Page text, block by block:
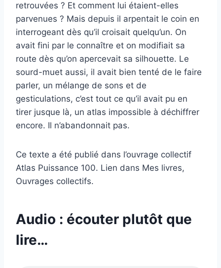
retrouvées ? Et comment lui étaient-elles
parvenues ? Mais depuis il arpentait le coin en
interrogeant dès qu’il croisait quelqu’un. On
avait fini par le connaître et on modifiait sa
route dès qu’on apercevait sa silhouette. Le
sourd-muet aussi, il avait bien tenté de le faire
parler, un mélange de sons et de
gesticulations, c’est tout ce qu’il avait pu en
tirer jusque là, un atlas impossible à déchiffrer
encore. Il n’abandonnait pas.
Ce texte a été publié dans l’ouvrage collectif
Atlas Puissance 100. Lien dans Mes livres,
Ouvrages collectifs.
Audio : écouter plutôt que
lire…